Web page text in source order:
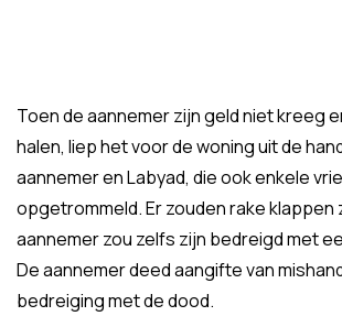
Toen de aannemer zijn geld niet kreeg
halen, liep het voor de woning uit de
aannemer en Labyad, die ook enkele
opgetrommeld. Er zouden rake klappen
aannemer zou zelfs zijn bedreigd met
De aannemer deed aangifte van
bedreiging met de dood.